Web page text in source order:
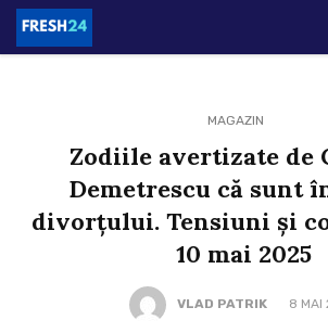
MAGAZIN
Zodiile avertizate de
Demetrescu că sunt
divorțului. Tensiuni și
10 mai 2025
VLAD PATRIK 8 MAI